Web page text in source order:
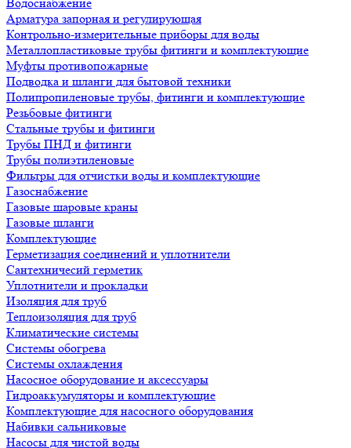
Арматура запорная и регулирующая
Контрольно-измерительные приборы для воды
Металлопластиковые трубы фитинги и комплектующие
Муфты противопожарные
Подводка и шланги для бытовой техники
Полипропиленовые трубы, фитинги и комплектующие
Резьбовые фитинги
Стальные трубы и фитинги
Трубы ПНД и фитинги
Трубы полиэтиленовые
Фильтры для отчистки воды и комплектующие
Газоснабжение
Газовые шаровые краны
Газовые шланги
Комплектующие
Герметизация соединений и уплотнители
Сантехничесий герметик
Уплотнители и прокладки
Изоляция для труб
Теплоизоляция для труб
Климатические системы
Системы обогрева
Системы охлаждения
Насосное оборудование и аксессуары
Гидроаккумуляторы и комплектующие
Комплектующие для насосного оборудования
Набивки сальниковые
Насосы для чистой воды